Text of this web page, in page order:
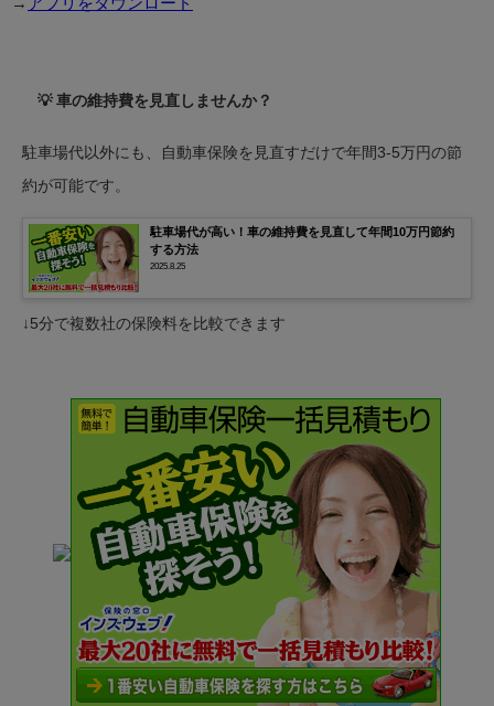
💡 車の維持費を見直しませんか？
駐車場代以外にも、自動車保険を見直すだけで年間3-5万円の節
約が可能です。
駐車場代が高い！車の維持費を見直して年間10万円節約
する方法
2025.8.25
↓5分で複数社の保険料を比較できます